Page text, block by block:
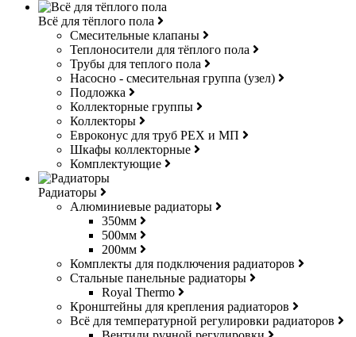
Всё для тёплого пола
Смесительные клапаны
Теплоносители для тёплого пола
Трубы для теплого пола
Насосно - смесительная группа (узел)
Подложка
Коллекторные группы
Коллекторы
Евроконус для труб РЕХ и МП
Шкафы коллекторные
Комплектующие
Радиаторы
Алюминиевые радиаторы
350мм
500мм
200мм
Комплекты для подключения радиаторов
Стальные панельные радиаторы
Royal Thermo
Кронштейны для крепления радиаторов
Всё для температурной регулировки радиаторов